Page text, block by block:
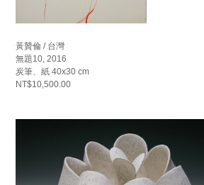
黃贊倫 / 台灣
無題10, 2016
炭筆、紙 40x30 cm
NT$10,500.00